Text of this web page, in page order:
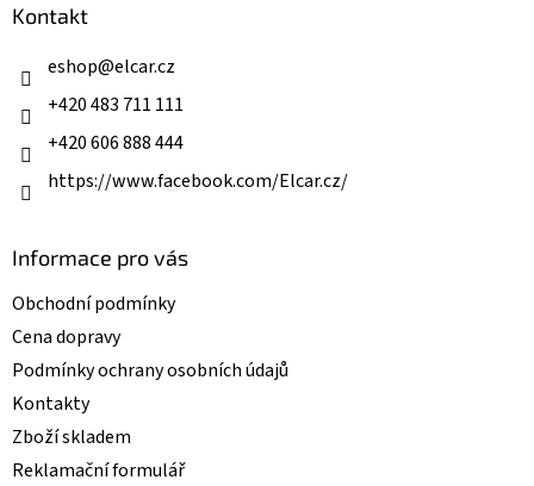
v
Kontakt
eshop@elcar.cz
+420 483 711 111
+420 606 888 444
https://www.facebook.com/Elcar.cz/
Informace pro vás
Obchodní podmínky
Cena dopravy
Podmínky ochrany osobních údajů
Kontakty
Zboží skladem
Reklamační formulář